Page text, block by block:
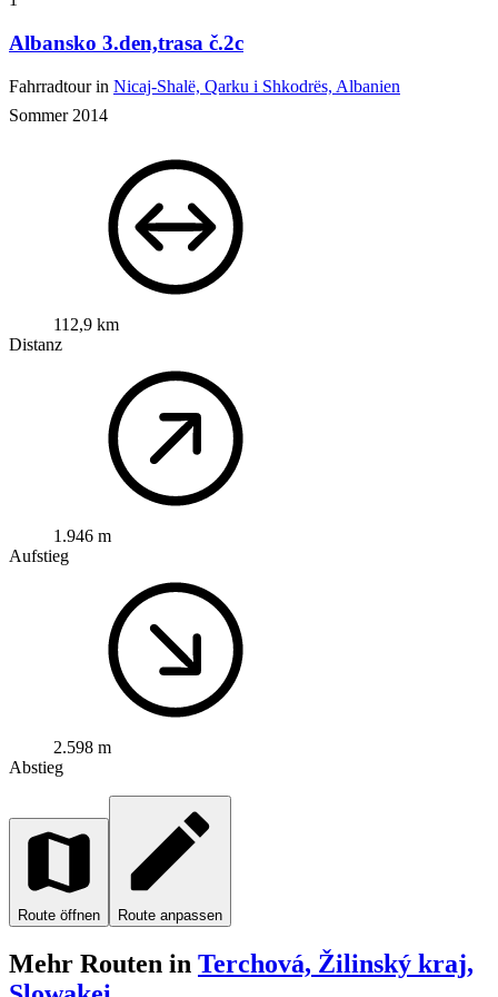
Albansko 3.den,trasa č.2c
Fahrradtour in Nicaj-Shalë, Qarku i Shkodrës, Albanien
Sommer 2014
112,9 km
Distanz
1.946 m
Aufstieg
2.598 m
Abstieg
Route öffnen Route anpassen
Mehr Routen in Terchová, Žilinský kraj,